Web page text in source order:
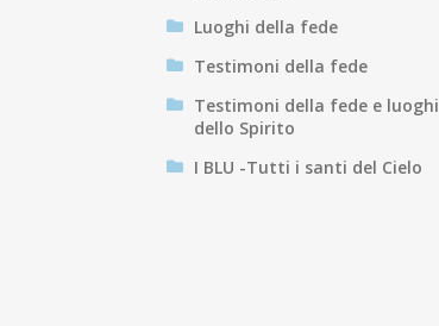
Luoghi della fede
Testimoni della fede
Testimoni della fede e luoghi
dello Spirito
I BLU -Tutti i santi del Cielo